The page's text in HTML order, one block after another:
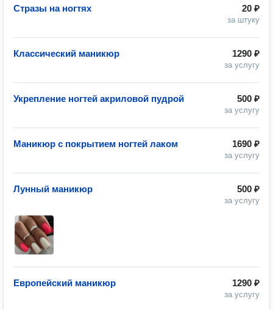
20 ₽
за штуку
Стразы на ногтях
1290 ₽
за услугу
Классический маникюр
500 ₽
за услугу
Укрепление ногтей акриловой пудрой
1690 ₽
за услугу
Маникюр с покрытием ногтей лаком
500 ₽
за услугу
Лунный маникюр
1290 ₽
за услугу
Европейский маникюр